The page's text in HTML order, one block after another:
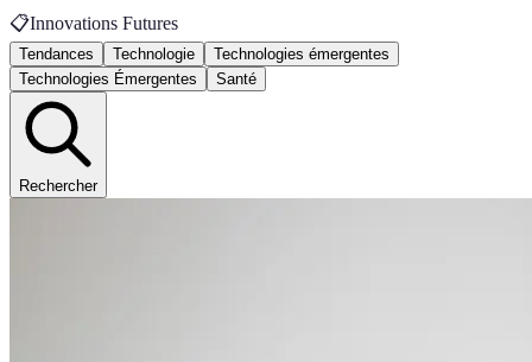
📋Innovations Futures
Tendances Technologie
Technologies émergentes
Technologies Émergentes
Santé
Rechercher